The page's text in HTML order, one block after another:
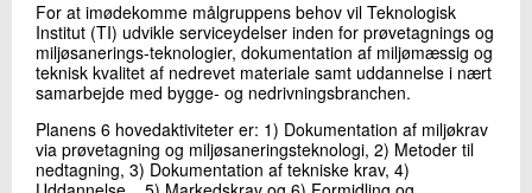
For at imødekomme målgruppens behov vil Teknologisk
Institut (TI) udvikle serviceydelser inden for prøvetagnings og
miljøsanerings-teknologier, dokumentation af miljømæssig og
teknisk kvalitet af nedrevet materiale samt uddannelse i nært
samarbejde med bygge- og nedrivningsbranchen.
Planens 6 hovedaktiviteter er: 1) Dokumentation af miljøkrav
via prøvetagning og miljøsaneringsteknologi, 2) Metoder til
nedtagning, 3) Dokumentation af tekniske krav, 4)